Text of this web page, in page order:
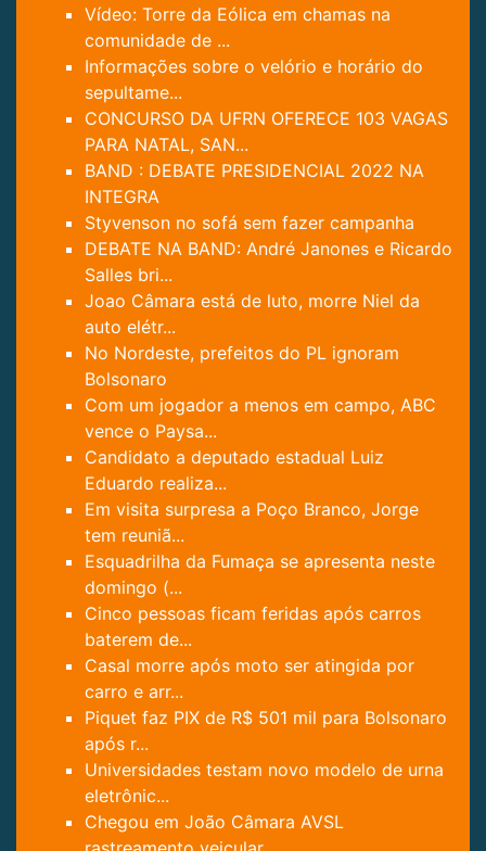
Vídeo: Torre da Eólica em chamas na
comunidade de ...
Informações sobre o velório e horário do
sepultame...
CONCURSO DA UFRN OFERECE 103 VAGAS
PARA NATAL, SAN...
BAND : DEBATE PRESIDENCIAL 2022 NA
INTEGRA
Styvenson no sofá sem fazer campanha
DEBATE NA BAND: André Janones e Ricardo
Salles bri...
Joao Câmara está de luto, morre Niel da
auto elétr...
No Nordeste, prefeitos do PL ignoram
Bolsonaro
Com um jogador a menos em campo, ABC
vence o Paysa...
Candidato a deputado estadual Luiz
Eduardo realiza...
Em visita surpresa a Poço Branco, Jorge
tem reuniã...
Esquadrilha da Fumaça se apresenta neste
domingo (...
Cinco pessoas ficam feridas após carros
baterem de...
Casal morre após moto ser atingida por
carro e arr...
Piquet faz PIX de R$ 501 mil para Bolsonaro
após r...
Universidades testam novo modelo de urna
eletrônic...
Chegou em João Câmara AVSL